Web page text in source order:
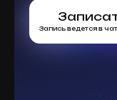
Запись ведется в